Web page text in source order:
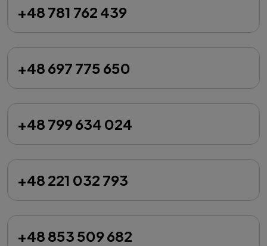
+48 781 762 439
+48 697 775 650
+48 799 634 024
+48 221 032 793
+48 853 509 682